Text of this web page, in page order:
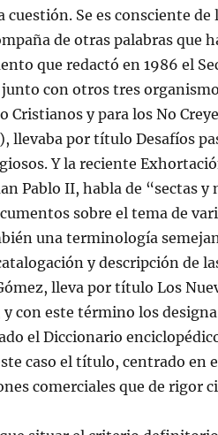
cuestión. Se es consciente
de otras palabras que
que redactó en 1986 el
junto con otros tres
Cristianos y para los No
llevaba por título Desafíos
Y la reciente
Pablo II, habla de “sectas y
sobre el tema de
una terminología
y descripción de
lleva por título Los
y con este término los
el Diccionario
caso el título, centrado en
comerciales que de rigor